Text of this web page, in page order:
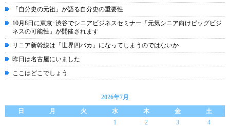
「自分史の元祖」が語る自分史の重要性
10月8日に東京･渋谷でシニアビジネスセミナー「元気シニア向けビッグビジ
ネスの可能性」が開催されます
リニア新幹線は「世界四バカ」になってしまうのではないか
昨日は名古屋にいました
ここはどこでしょう
2026年7月
日
月 火 水 木 金
土
1
2 3
4